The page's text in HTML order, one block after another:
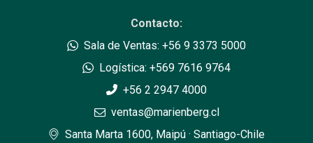
Contacto:
Sala de Ventas: +56 9 3373 5000
Logística: +569 7616 9764
+56 2 2947 4000
ventas@marienberg.cl
Santa Marta 1600, Maipú · Santiago-Chile